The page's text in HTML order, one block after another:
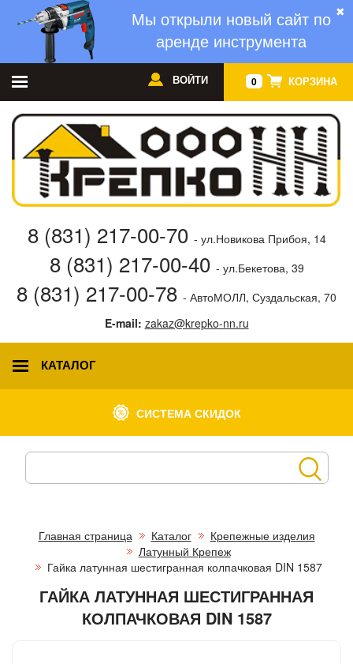
✖
Мы открыли новый сайт по
аренде инструмента
0 КОРЗИНА
ВОЙТИ
8 (831) 217-00-70 - ул.Новикова Прибоя, 14
8 (831) 217-00-40 - ул.Бекетова, 39
8 (831) 217-00-78 - АвтоМОЛЛ, Суздальская, 70
E-mail: zakaz@krepko-nn.ru
КАТАЛОГ
СИСТЕМА СКИДОК
Главная страница Каталог
Крепежные изделия
Латунный Крепеж
Гайка латунная шестигранная колпачковая DIN 1587
ГАЙКА ЛАТУННАЯ ШЕСТИГРАННАЯ
КОЛПАЧКОВАЯ DIN 1587